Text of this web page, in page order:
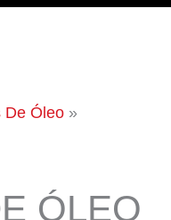
De Óleo
ÓLEO